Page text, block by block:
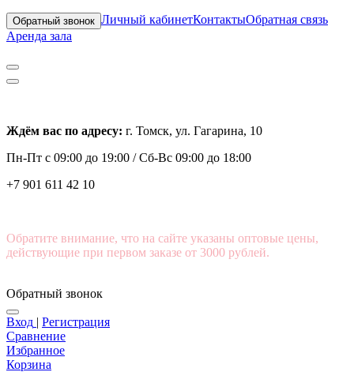
Обратный звонок Личный кабинетКонтактыОбратная связь
Аренда зала
Ждём вас по адресу: г. Томск, ул. Гагарина, 10
Пн-Пт с 09:00 до 19:00 /Сб-Вс 09:00 до 18:00
+7 901 611 42 10
Обратите внимание, что на сайте указаны оптовые цены,
действующие при первом заказе от 3000 рублей.
Обратный звонок
Вход | Регистрация
Сравнение
Избранное
Корзина